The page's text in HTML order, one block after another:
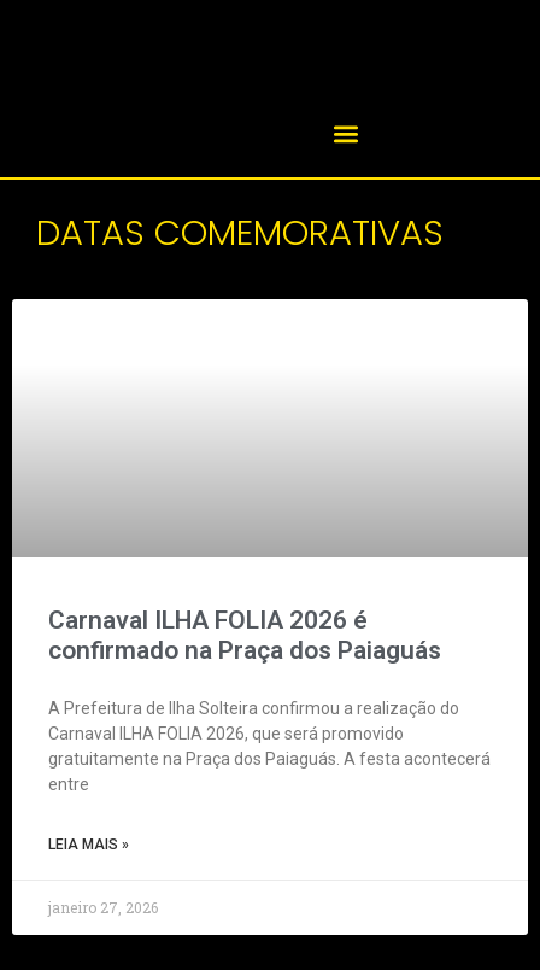
DATAS COMEMORATIVAS
Carnaval ILHA FOLIA 2026 é
confirmado na Praça dos Paiaguás
A Prefeitura de Ilha Solteira confirmou a realização do
Carnaval ILHA FOLIA 2026, que será promovido
gratuitamente na Praça dos Paiaguás. A festa acontecerá
entre
LEIA MAIS »
janeiro 27, 2026